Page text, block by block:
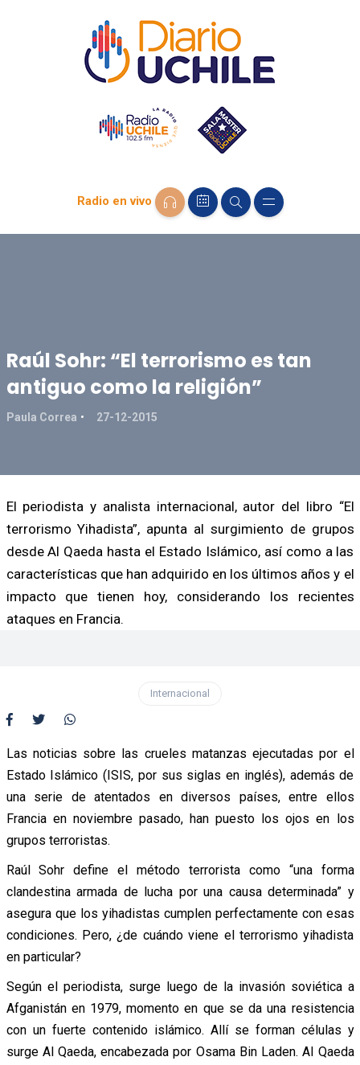
Radio en vivo
Raúl Sohr: “El terrorismo es tan
antiguo como la religión”
Paula Correa 27-12-2015
El periodista y analista internacional, autor del libro “El
terrorismo Yihadista”, apunta al surgimiento de grupos
desde Al Qaeda hasta el Estado Islámico, así como a las
características que han adquirido en los últimos años y el
impacto que tienen hoy, considerando los recientes
ataques en Francia.
Internacional
Las noticias sobre las crueles matanzas ejecutadas por el
Estado Islámico (ISIS, por sus siglas en inglés), además de
una serie de atentados en diversos países, entre ellos
Francia en noviembre pasado, han puesto los ojos en los
grupos terroristas.
Raúl Sohr define el método terrorista como “una forma
clandestina armada de lucha por una causa determinada” y
asegura que los yihadistas cumplen perfectamente con esas
condiciones. Pero, ¿de cuándo viene el terrorismo yihadista
en particular?
Según el periodista, surge luego de la invasión soviética a
Afganistán en 1979, momento en que se da una resistencia
con un fuerte contenido islámico. Allí se forman células y
surge Al Qaeda, encabezada por Osama Bin Laden. Al Qaeda